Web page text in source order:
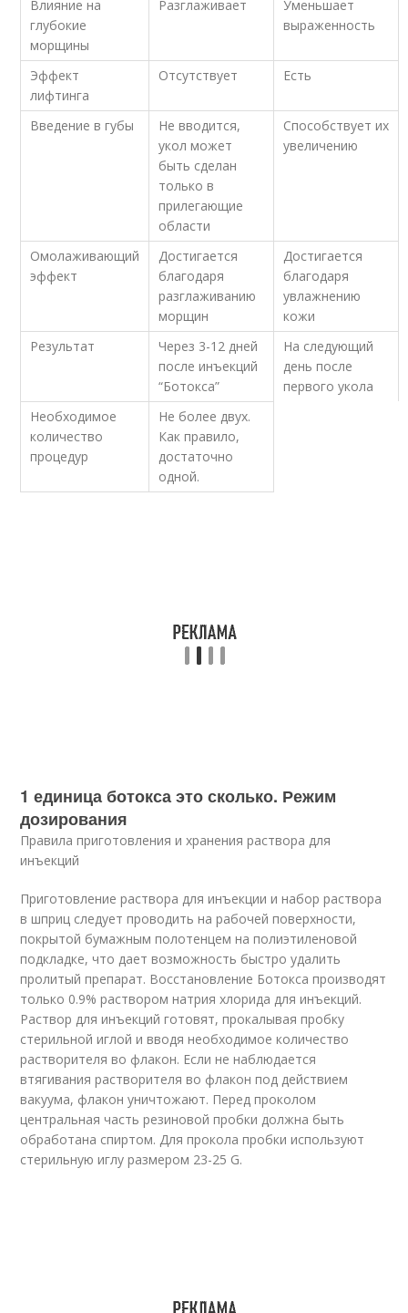
Влияние на
глубокие
морщины
Разглаживает
Уменьшает
выраженность
Эффект
лифтинга
Отсутствует Есть
Введение в губы
Не вводится,
укол может
быть сделан
только в
прилегающие
области
Способствует их
увеличению
Омолаживающий
эффект
Достигается
благодаря
разглаживанию
морщин
Достигается
благодаря
увлажнению
кожи
Результат
Через 3-12 дней
после инъекций
“Ботокса”
На следующий
день после
первого укола
Необходимое
количество
процедур
Не более двух.
Как правило,
достаточно
одной.
1 единица ботокса это сколько. Режим
дозирования
Правила приготовления и хранения раствора для
инъекций
Приготовление раствора для инъекции и набор раствора
в шприц следует проводить на рабочей поверхности,
покрытой бумажным полотенцем на полиэтиленовой
подкладке, что дает возможность быстро удалить
пролитый препарат. Восстановление Ботокса производят
только 0.9% раствором натрия хлорида для инъекций.
Раствор для инъекций готовят, прокалывая пробку
стерильной иглой и вводя необходимое количество
растворителя во флакон. Если не наблюдается
втягивания растворителя во флакон под действием
вакуума, флакон уничтожают. Перед проколом
центральная часть резиновой пробки должна быть
обработана спиртом. Для прокола пробки используют
стерильную иглу размером 23-25 G.